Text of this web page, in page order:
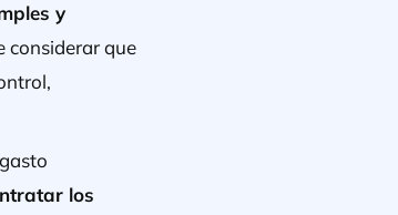
y
considerar que
los